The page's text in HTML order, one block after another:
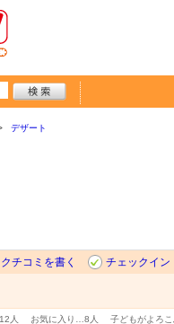
デザート
クチコミを書く
チェックイン
12人 お気に入り… 8人 子どもがよろこ